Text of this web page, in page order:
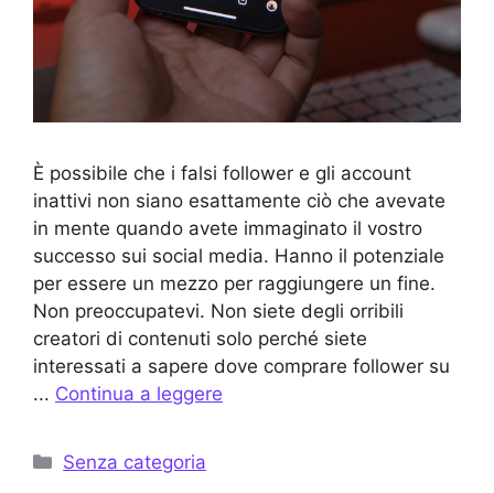
È possibile che i falsi follower e gli account
inattivi non siano esattamente ciò che avevate
in mente quando avete immaginato il vostro
successo sui social media. Hanno il potenziale
per essere un mezzo per raggiungere un fine.
Non preoccupatevi. Non siete degli orribili
creatori di contenuti solo perché siete
interessati a sapere dove comprare follower su
... Continua a leggere
Categorie
Senza categoria